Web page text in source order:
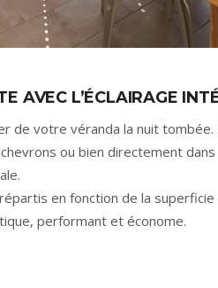
AVEC L’ÉCLAIRAGE
de votre véranda la nuit
ou bien directement dans
en fonction de la superficie
performant et économe.